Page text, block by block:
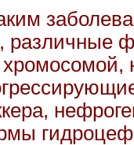
различные
хромосомой,